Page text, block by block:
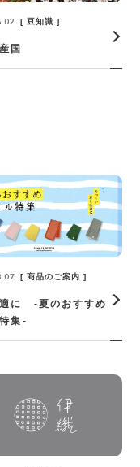
豆知識
国
商品のご案内
に -夏のおすすめ
集-